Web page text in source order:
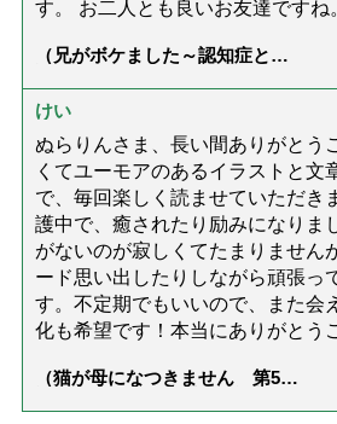
す。 お二人とも良いお友達ですね
（兄がボケました～認知症と介
達』が届きました」）
けい
ぬらりんさま、長い間ありがとう
くてユーモアのあるイラストと文
で、毎回楽しく読ませていただき
護中で、癒されたり励みになりま
がないのが寂しくてたまりません
ード思い出したりしながら頑張っ
す。不定期でもいいので、また会
化も希望です！本当にありがとう
（猫が母になつきません 第500